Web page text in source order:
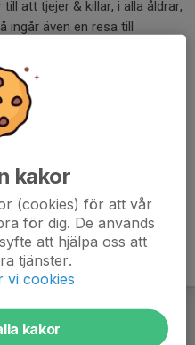
att tjejer & killar, i alla åldrar,
ingår även en resa till
hemmamatcher. Och inte
1973 kr.
kakor
(cookies) för att vår
för dig. De används
att hjälpa oss att
tjänster.
vi cookies
kakor